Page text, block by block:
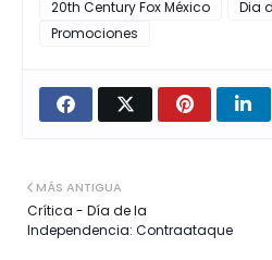
20th Century Fox México
Dia
Promociones
MÁS ANTIGUA
Crítica - Día de la
Independencia: Contraataque